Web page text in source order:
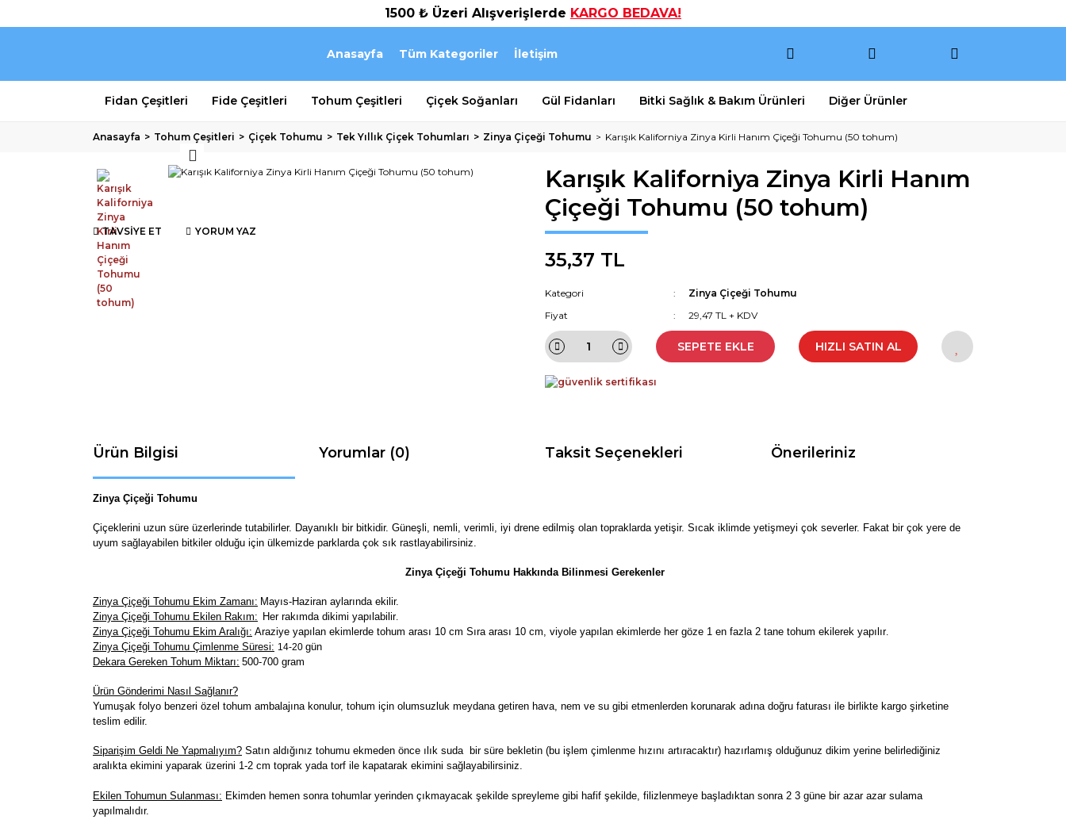
1500 ₺ Üzeri Alışverişlerde KARGO BEDAVA!
Anasayfa Tüm Kategoriler İletişim
Fidan Çeşitleri Fide Çeşitleri Tohum Çeşitleri Çiçek Soğanları Gül Fidanları Bitki Sağlık & Bakım Ürünleri Diğer Ürünler
Anasayfa Tohum Çeşitleri Çiçek Tohumu Tek Yıllık Çiçek Tohumları Zinya Çiçeği Tohumu Karışık Kaliforniya Zinya Kirli Hanım Çiçeği Tohumu (50 tohum)
TAVSİYE ET YORUM YAZ
Karışık Kaliforniya Zinya Kirli Hanım
Çiçeği Tohumu (50 tohum)
35,37 TL
Kategori
Zinya Çiçeği Tohumu
Fiyat
29,47 TL + KDV
SEPETE EKLE HIZLI SATIN AL
Ürün Bilgisi Yorumlar (0) Taksit Seçenekleri Önerileriniz
Zinya Çiçeği Tohumu
Çiçeklerini uzun süre üzerlerinde tutabilirler. Dayanıklı bir bitkidir. Güneşli, nemli, verimli, iyi drene edilmiş olan topraklarda yetişir. Sıcak iklimde yetişmeyi çok severler. Fakat bir çok yere de
uyum sağlayabilen bitkiler olduğu için ülkemizde parklarda çok sık rastlayabilirsiniz.
Zinya Çiçeği Tohumu Hakkında Bilinmesi Gerekenler
Zinya Çiçeği Tohumu Ekim Zamanı: Mayıs-Haziran aylarında ekilir.
Zinya Çiçeği Tohumu Ekilen Rakım: Her rakımda dikimi yapılabilir.
Zinya Çiçeği Tohumu Ekim Aralığı: Araziye yapılan ekimlerde tohum arası 10 cm Sıra arası 10 cm, viyole yapılan ekimlerde her göze 1 en fazla 2 tane tohum ekilerek yapılır.
Zinya Çiçeği Tohumu Çimlenme Süresi: 14-20 gün
Dekara Gereken Tohum Miktarı: 500-700 gram
Ürün Gönderimi Nasıl Sağlanır?
Yumuşak folyo benzeri özel tohum ambalajına konulur, tohum için olumsuzluk meydana getiren hava, nem ve su gibi etmenlerden korunarak adına doğru faturası ile birlikte kargo şirketine
teslim edilir.
Siparişim Geldi Ne Yapmalıyım? Satın aldığınız tohumu ekmeden önce ılık suda bir süre bekletin (bu işlem çimlenme hızını artıracaktır) hazırlamış olduğunuz dikim yerine belirlediğiniz
aralıkta ekimini yaparak üzerini 1-2 cm toprak yada torf ile kapatarak ekimini sağlayabilirsiniz.
Ekilen Tohumun Sulanması: Ekimden hemen sonra tohumlar yerinden çıkmayacak şekilde spreyleme gibi hafif şekilde, filizlenmeye başladıktan sonra 2 3 güne bir azar azar sulama
yapılmalıdır.